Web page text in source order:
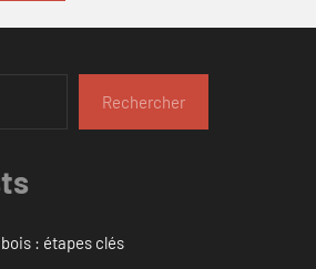
Rechercher
: étapes clés